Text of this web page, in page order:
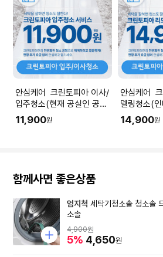
안심케어 크린토피아 이사/
입주청소(현재 공실인 공간
청소) I 공간 평수에 맞춰 수
량을 입력해주세요.
11,900원
안심케어
델링청소(
링 공사 직
맞춰 수량을
14,900원
함께사면 좋은상품
엄지척 세탁기청소솔 청소솔
소솔
4,900원
5% 4,650원